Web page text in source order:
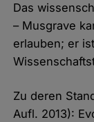
Das
– Musgrave
erlauben; er
Zu deren
Aufl. 2013):